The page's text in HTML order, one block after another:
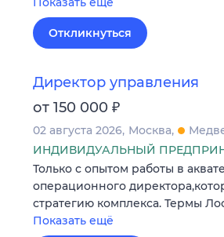
Откликнуться
Директор управления
от 150 000 ₽
02 августа 2026 Москва
ИНДИВИДУАЛЬНЫЙ
Только с опытом работы в
операционного
стратегию комплекса. Термы
Показать ещё